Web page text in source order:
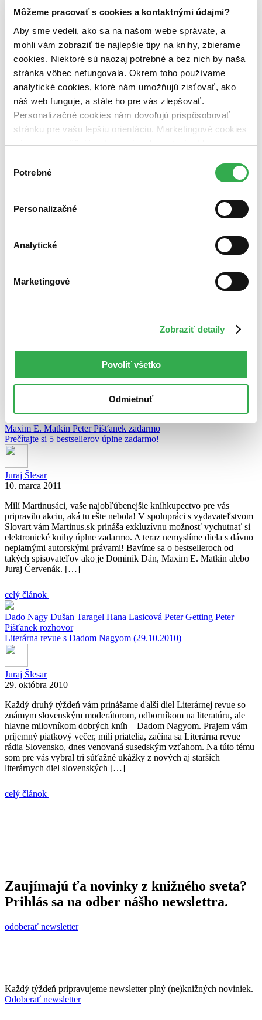
Môžeme pracovať s cookies a kontaktnými údajmi?
Aby sme vedeli, ako sa na našom webe správate, a
mohli vám zobraziť tie najlepšie tipy na knihy, zbierame
cookies. Niektoré sú naozaj potrebné a bez nich by naša
stránka vôbec nefungovala. Okrem toho používame
analytické cookies, ktoré nám umožňujú zisťovať, ako
náš web funguje, a stále ho pre vás zlepšovať.
Personalizačné cookies nám dovoľujú prispôsobovať
stránku pre vašu lepšiu orientáciu. Marketingové cookies
nám zas umožňujú zobrazenie relevantnej reklamy.
nám pomohlo, keby sme mohli používať všetky tieto
súhlasu
Potrebné
Personalizačné
Analytické
Marketingové
Zobraziť detaily
Povoliť všetko
Odmietnuť
Andrzej Sapkowski Antti TuomainenChuck PalahniukDušan
Taragelknižné tipy Mari JungstedtováMeir Shalev
Peter Pišťanek
Knižné tipy: Nálož kvalitného čítania!
Juraj Šlesar
23. apríla 2012
Neustále vychádzajú nové a nové knihy, vďaka čomu je veľmi
ľahké prehliadnuť tie, ktoré skutočne stoja za pozornosť. A práve
knihu je až príliš jednoduché.
Juraj Červenák
Tipy na e-knihy: Prečítajte si skvelé bestsellery! Obzvlášť, keď sú
zadarmo… :-)
Juraj Šlesar
však bránia. Chýba im pocit, aký zažívajú, keď otvoria klasickú,
tu ešte neboli. A za vyskúšanie nič nedáte. Aspoň nie teraz, keď si
môžete prečítať päť vynikajúcich bestsellerov úplne zadarmo!
Pozrite si zoznam románov, […]
akcia
Maxim E. Matkin Peter Pišťanek zadarmo
Prečítajte si 5 bestsellerov úplne zadarmo!
Juraj Šlesar
10. marca 2011
Milí Martinusáci, vaše najobľúbenejšie kníhkupectvo pre vás
pripravilo akciu, aká tu ešte nebola! V spolupráci s vydavateľstvom
Slovart vám Martinus.sk prináša exkluzívnu možnosť vychutnať si
elektronické knihy úplne zadarmo. A teraz nemyslíme diela s dávno
neplatnými autorskými právami! Bavíme sa o bestselleroch od
takých spisovateľov ako je Dominik Dán, Maxim E. Matkin alebo
Juraj Červenák. […]
celý článok
Dado Nagy Dušan Taragel Hana Lasicová Peter Getting Peter
Pišťanek rozhovor
Literárna revue s Dadom Nagyom (29.10.2010)
Juraj Šlesar
29. októbra 2010
Každý druhý týždeň vám prinášame ďalší diel Literárnej revue so
známym slovenským moderátorom, odborníkom na literatúru, ale
hlavne milovníkom dobrých kníh – Dadom Nagyom. Prajem vám
príjemný piatkový večer, milí priatelia, začína sa Literárna revue
rádia Slovensko, dnes venovaná susedským vzťahom. Na túto tému
som pre vás vybral tri súťažné ukážky z nových aj starších
literárnych diel slovenských […]
celý článok
Zaujímajú ťa novinky z knižného sveta?
Prihlás sa na odber nášho newslettra.
odoberať newsletter
Každý týždeň pripravujeme newsletter plný (ne)knižných noviniek.
Odoberať newsletter